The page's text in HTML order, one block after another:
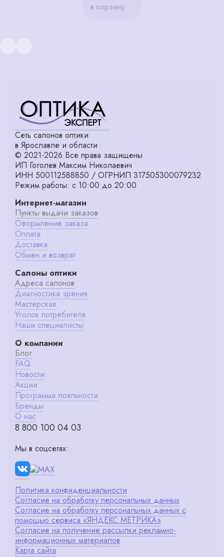
в корзину
Сеть салонов оптики
в Ярославле и области
© 2021-2026 Все права защищены
ИП Гоголев Максим Николаевич
ИНН 500112588850 / ОГРНИП 317505300079232
Режим работы: с 10:00 до 20:00
Интернет-магазин
Пункты выдачи заказов
Оформление заказа
Оплата
Доставка
Обмен и возврат
Салоны оптики
Адреса салонов
Диагностика зрения
Мастерская
Уголок потребителя
Наши специалисты
О компании
Блог
FAQ
Новости
Акции
Программа лояльности
Бренды
О нас
8 800 100 04 03
Мы в соцсетях:
Политика конфиденциальности
Согласие на обработку персональных данных
Согласие на обработку персональных данных с
помощью сервиса «ЯНДЕКС.МЕТРИКА»
Согласие на получение рассылки рекламно-
информационных материалов
Карта сайта